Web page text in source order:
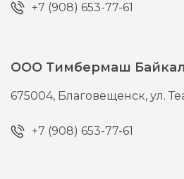
+7 (908) 653-77-61
ООО Тимбермаш Байкал
675004, Благовещенск,ул.
+7 (908) 653-77-61